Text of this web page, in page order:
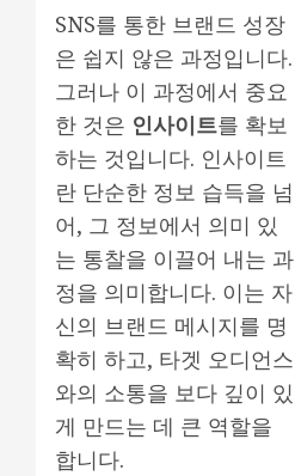
SNS를 통한 브랜드 성장
은 쉽지 않은 과정입니다.
그러나 이 과정에서 중요
한 것은 인사이트를 확보
하는 것입니다. 인사이트
란 단순한 정보 습득을 넘
어, 그 정보에서 의미 있
는 통찰을 이끌어 내는 과
정을 의미합니다. 이는 자
신의 브랜드 메시지를 명
확히 하고, 타겟 오디언스
와의 소통을 보다 깊이 있
게 만드는 데 큰 역할을
합니다.